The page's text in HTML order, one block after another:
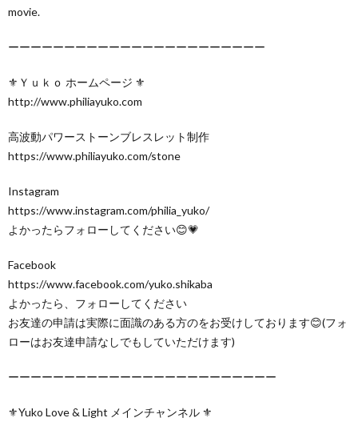
movie.
ーーーーーーーーーーーーーーーーーーーーーーー
⚜️Ｙｕｋｏ ホームページ ⚜️
http://www.philiayuko.com
高波動パワーストーンブレスレット制作
https://www.philiayuko.com/stone
Instagram
https://www.instagram.com/philia_yuko/
よかったらフォローしてください😊💗
Facebook
https://www.facebook.com/yuko.shikaba
よかったら、フォローしてください
お友達の申請は実際に面識のある方のをお受けしております😊(フォ
ローはお友達申請なしでもしていただけます)
ーーーーーーーーーーーーーーーーーーーーーーーー
⚜️Yuko Love & Light メインチャンネル ⚜️